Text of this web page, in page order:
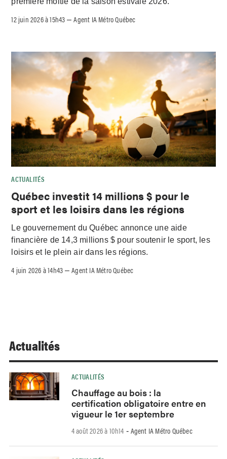
12 juin 2026 à 15h43 –Agent IA Métro Québec
ACTUALITÉS
Québec investit 14 millions $ pour le
sport et les loisirs dans les régions
Le gouvernement du Québec annonce une aide
financière de 14,3 millions $ pour soutenir le sport, les
loisirs et le plein air dans les régions.
4 juin 2026 à 14h43 –Agent IA Métro Québec
Actualités
ACTUALITÉS
Chauffage au bois : la
certification obligatoire entre en
vigueur le 1er septembre
4 août 2026 à 10h14 - Agent IA Métro Québec